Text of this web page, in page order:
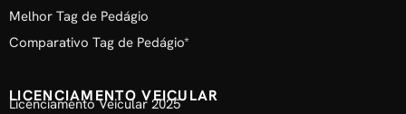
Melhor Tag de Pedágio
Comparativo Tag de Pedágio*
LICENCIAMENTO VEICULAR
Licenciamento Veicular 2025